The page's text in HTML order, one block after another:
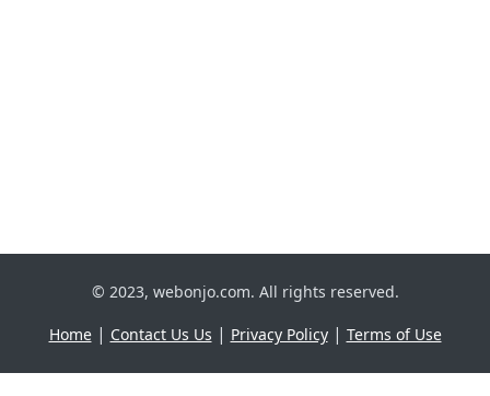
© 2023, webonjo.com. All rights reserved.
Home| Contact Us Us | Privacy Policy| Terms of Use